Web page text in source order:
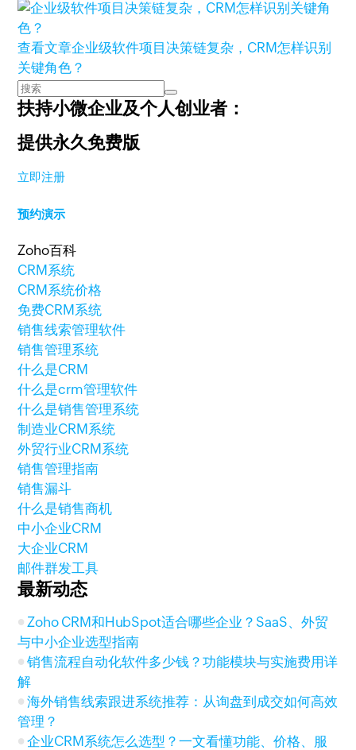
查看文章企业级软件项目决策链复杂，CRM怎样识别
关键角色？
扶持小微企业及个人创业者：
提供永久免费版
立即注册
预约演示
Zoho百科
CRM系统
CRM系统价格
免费CRM系统
销售线索管理软件
销售管理系统
什么是CRM
什么是crm管理软件
什么是销售管理系统
制造业CRM系统
外贸行业CRM系统
销售管理指南
销售漏斗
什么是销售商机
中小企业CRM
大企业CRM
邮件群发工具
最新动态
Zoho CRM和HubSpot适合哪些企业？SaaS、外贸
与中小企业选型指南
销售流程自动化软件多少钱？功能模块与实施费用详
解
海外销售线索跟进系统推荐：从询盘到成交如何高效
管理？
企业CRM系统怎么选型？一文看懂功能、价格、服